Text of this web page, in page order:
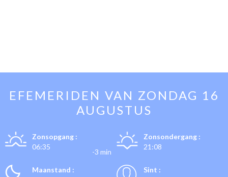
EFEMERIDEN VAN ZONDAG 16
AUGUSTUS
Zonsopgang :
06:35
-3 min
Zonsondergang :
21:08
Maanstand :
Sint :